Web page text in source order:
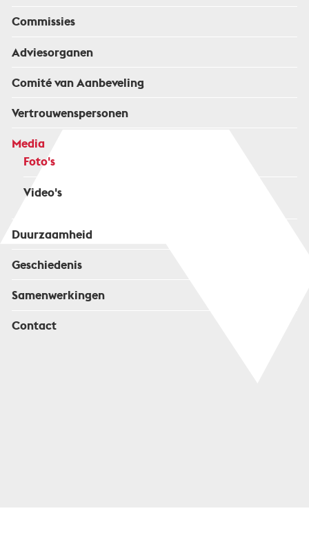
Commissies
Adviesorganen
Comité van Aanbeveling
Vertrouwenspersonen
Media
Foto's
Video's
Duurzaamheid
Geschiedenis
Samenwerkingen
Contact